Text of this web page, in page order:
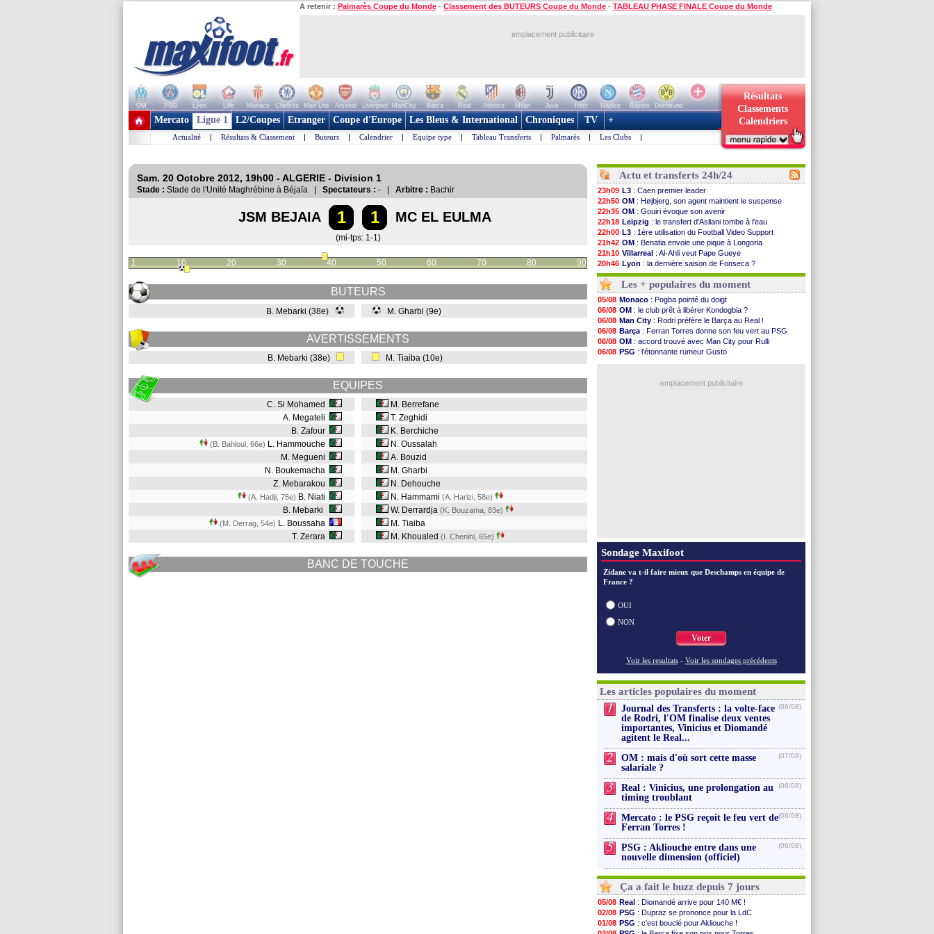
A retenir : Palmarès Coupe du Monde - Classement des BUTEURS Coupe du Monde - TABLEAU PHASE FINALE Coupe du Monde
emplacement publicitaire
OM PSG Lyon Lille Monaco Chelsea Man Utd Arsenal Liverpool ManCity Barca Real Atletico Milan Juve Inter Naples Bayern
Dortmund
+ de clubs
Résultats
Classements
Calendriers
Mercato Ligue 1 L2/Coupes Etranger Coupe d'Europe Les Bleus & International Chroniques TV +
Actualité | Résultats & Classement | Buteurs | Calendrier | Equipe type | Tableau Transferts | Palmarès | Les Clubs |
Sam. 20 Octobre 2012, 19h00 - ALGERIE - Division 1
Stade : Stade de l'Unité Maghrébine à Béjaïa | Spectateurs : - | Arbitre : Bachir
JSM BEJAIA 1 1 MC EL EULMA
(mi-tps: 1-1)
1 10 20 30 40 50 60 70 80 90
BUTEURS
B. Mebarki (38e) M. Gharbi (9e)
AVERTISSEMENTS
B. Mebarki (38e) M. Tiaiba (10e)
EQUIPES
C. Si Mohamed
A. Megateli
B. Zafour
(B. Bahloul, 66e) L. Hammouche
M. Megueni
N. Boukemacha
Z. Mebarakou
(A. Hadji, 75e) B. Niati
B. Mebarki
(M. Derrag, 54e) L. Boussaha
T. Zerara
M. Berrefane
T. Zeghidi
K. Berchiche
N. Oussalah
A. Bouzid
M. Gharbi
N. Dehouche
N. Hammami (A. Harizi, 58e)
W. Derrardja (K. Bouzama, 83e)
M. Tiaiba
M. Khoualed (I. Chenihi, 65e)
BANC DE TOUCHE
Actu et transferts 24h/24
23h09 L3 : Caen premier leader
22h50 OM : Højbjerg, son agent maintient le suspense
22h35 OM : Gouiri évoque son avenir
22h18 Leipzig : le transfert d'Asllani tombe à l'eau
22h00 L3 : 1ère utilisation du Football Video Support
21h42 OM : Benatia envoie une pique à Longoria
21h10 Villarreal : Al-Ahli veut Pape Gueye
20h46 Lyon : la dernière saison de Fonseca ?
20h30 OM: un nouveau prétendant pour Højbjerg
20h01
Brest: un gardien norvégien en approche ?
19h18 OM: McCourt a versé 120 M€ en 2026
19h09
PSG: 4 retours dans le groupe face à Man Utd ...
18h48
Nice: Kevin Carlos va partir en Italie
18h37
L1: prison avec sursis requis contre un arbitre
18h29
Leganés: c'est signé pour Luca Zidane (off.)
17h58
Atletico: Ruggeri en route pour Aston Villa
17h46
Monaco: Filipe Luis soutient Biereth
: Naples vise Gabriel Jesus
Les + populaires du moment
05/08 Monaco : Pogba pointé du doigt
06/08 OM : le club prêt à libérer Kondogbia ?
06/08 Man City : Rodri préfère le Barça au Real !
06/08 Barça : Ferran Torres donne son feu vert au PSG
06/08 OM : accord trouvé avec Man City pour Rulli
06/08 PSG : l'étonnante rumeur Gusto
emplacement publicitaire
Sondage Maxifoot
Zidane va t-il faire mieux que Deschamps en équipe de
France ?
OUI
NON
Voter
Voir les resultats - Voir les sondages précédents
Les articles populaires du moment
1
Journal des Transferts : la volte-face
de Rodri, l'OM finalise deux ventes
importantes, Vinicius et Diomandé
agitent le Real...
(06/08)
2
OM : mais d'où sort cette masse
salariale ?
(07/08)
3
Real : Vinicius, une prolongation au
timing troublant
(06/08)
4
Mercato : le PSG reçoit le feu vert de
Ferran Torres !
(06/08)
5
PSG : Akliouche entre dans une
nouvelle dimension (officiel)
(06/08)
Ça a fait le buzz depuis 7 jours
05/08 Real : Diomandé arrive pour 140 M€ !
02/08 PSG : Dupraz se prononce pour la LdC
01/08 PSG : c'est bouclé pour Akliouche !